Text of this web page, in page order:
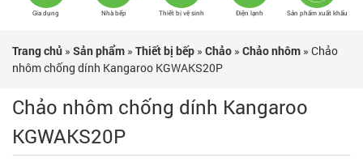
Gia dụng Nhà bếp Thiết bị vệ sinh Điện lạnh Sản phẩm xuất khẩu
Trang chủ » Sản phẩm » Thiết bị bếp » Chảo » Chảo nhôm » Chảo
nhôm chống dính Kangaroo KGWAKS20P
Chảo nhôm chống dính Kangaroo
KGWAKS20P